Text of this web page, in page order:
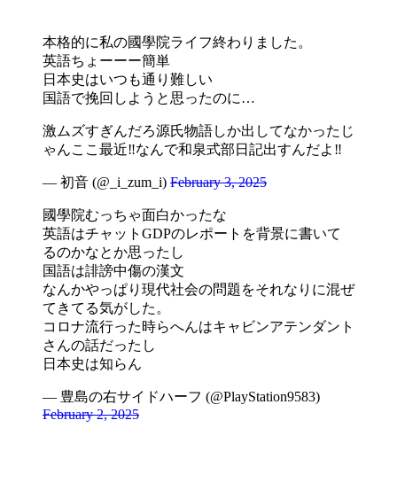
本格的に私の國學院ライフ終わりました。
英語ちょーーー簡単
日本史はいつも通り難しい
国語で挽回しようと思ったのに…
激ムズすぎんだろ源氏物語しか出してなかったじ
ゃんここ最近‼️なんで和泉式部日記出すんだよ‼️
— 初音 (@_i_zum_i) February 3, 2025
國學院むっちゃ面白かったな
英語はチャットGDPのレポートを背景に書いて
るのかなとか思ったし
国語は誹謗中傷の漢文
なんかやっぱり現代社会の問題をそれなりに混ぜ
てきてる気がした。
コロナ流行った時らへんはキャビンアテンダント
さんの話だったし
日本史は知らん
— 豊島の右サイドハーフ (@PlayStation9583)
February 2, 2025